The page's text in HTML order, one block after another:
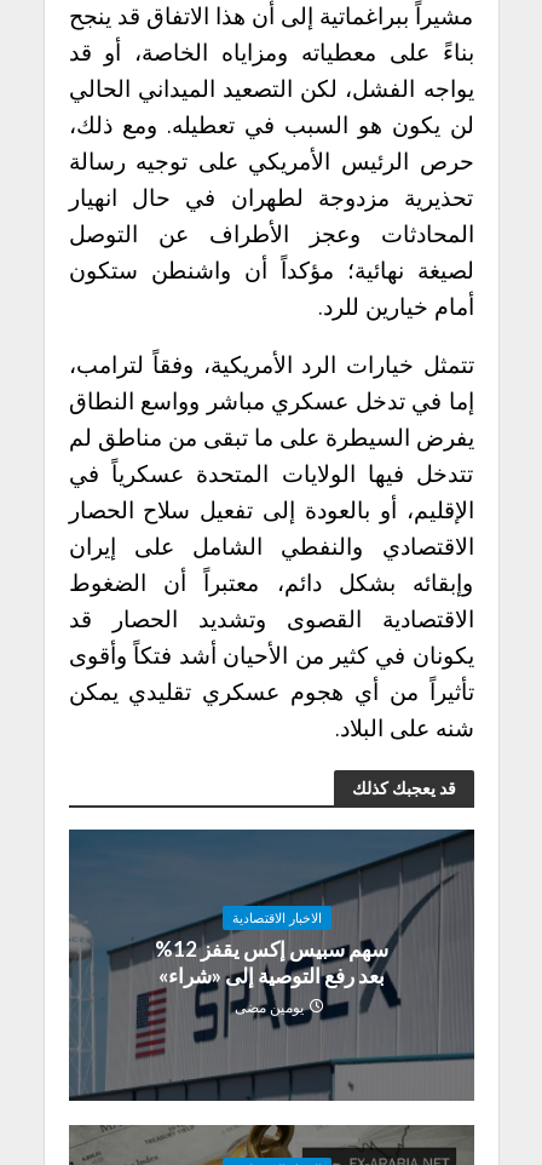
مشيراً ببراغماتية إلى أن هذا الاتفاق قد ينجح
بناءً على معطياته ومزاياه الخاصة، أو قد
يواجه الفشل، لكن التصعيد الميداني الحالي
لن يكون هو السبب في تعطيله. ومع ذلك،
حرص الرئيس الأمريكي على توجيه رسالة
تحذيرية مزدوجة لطهران في حال انهيار
المحادثات وعجز الأطراف عن التوصل
لصيغة نهائية؛ مؤكداً أن واشنطن ستكون
أمام خيارين للرد.
تتمثل خيارات الرد الأمريكية، وفقاً لترامب،
إما في تدخل عسكري مباشر وواسع النطاق
يفرض السيطرة على ما تبقى من مناطق لم
تتدخل فيها الولايات المتحدة عسكرياً في
الإقليم، أو بالعودة إلى تفعيل سلاح الحصار
الاقتصادي والنفطي الشامل على إيران
وإبقائه بشكل دائم، معتبراً أن الضغوط
الاقتصادية القصوى وتشديد الحصار قد
يكونان في كثير من الأحيان أشد فتكاً وأقوى
تأثيراً من أي هجوم عسكري تقليدي يمكن
شنه على البلاد.
قد يعجبك كذلك
الاخبار الاقتصادية
سهم سبيس إكس يقفز 12%
بعد رفع التوصية إلى «شراء»
يومين مضى